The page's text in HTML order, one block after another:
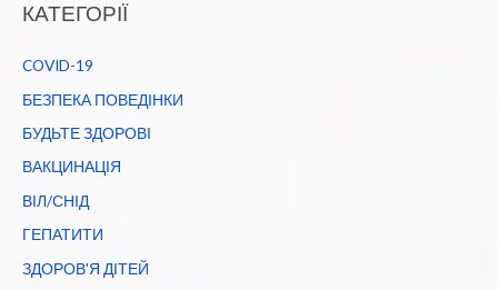
-19
Дніпропетровщині
на
КАТЕГОРІЇ
COVID-19
БЕЗПЕКА ПОВЕДІНКИ
БУДЬТЕ ЗДОРОВІ
ВАКЦИНАЦІЯ
ВІЛ/СНІД
ГЕПАТИТИ
ЗДОРОВ'Я ДІТЕЙ